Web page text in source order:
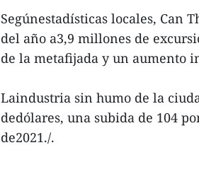
Segúnestadísticas locales, Can
del año a3,9 millones de
de la metafijada y un aumento
Laindustria sin humo de la
dedólares, una subida de 104
de2021./.